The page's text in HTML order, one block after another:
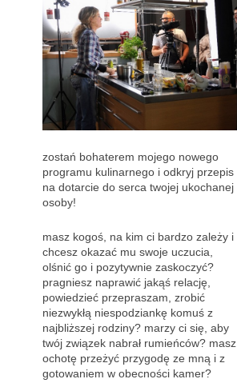
zostań bohaterem mojego nowego
programu kulinarnego i odkryj przepis
na dotarcie do serca twojej ukochanej
osoby!
masz kogoś, na kim ci bardzo zależy i
chcesz okazać mu swoje uczucia,
olśnić go i pozytywnie zaskoczyć?
pragniesz naprawić jakąś relację,
powiedzieć przepraszam, zrobić
niezwykłą niespodziankę komuś z
najbliższej rodziny? marzy ci się, aby
twój związek nabrał rumieńców? masz
ochotę przeżyć przygodę ze mną i z
gotowaniem w obecności kamer?